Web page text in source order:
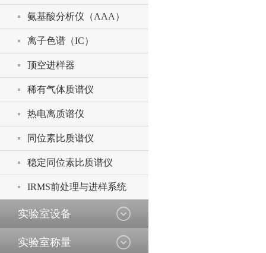
氨基酸分析仪（AAA）
离子色谱（IC）
顶空进样器
稀有气体质谱仪
热电离质谱仪
同位素比质谱仪
稳定同位素比质谱仪
IRMS前处理与进样系统
实验室设备
实验室称量